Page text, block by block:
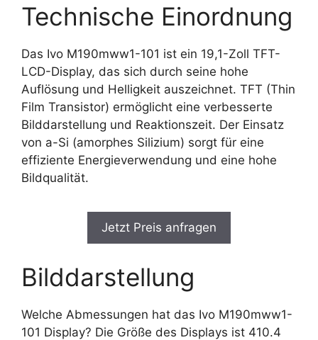
Technische Einordnung
Das Ivo M190mww1-101 ist ein 19,1-Zoll TFT-
LCD-Display, das sich durch seine hohe
Auflösung und Helligkeit auszeichnet. TFT (Thin
Film Transistor) ermöglicht eine verbesserte
Bilddarstellung und Reaktionszeit. Der Einsatz
von a-Si (amorphes Silizium) sorgt für eine
effiziente Energieverwendung und eine hohe
Bildqualität.
Jetzt Preis anfragen
Bilddarstellung
Welche Abmessungen hat das Ivo M190mww1-
101 Display? Die Größe des Displays ist 410.4